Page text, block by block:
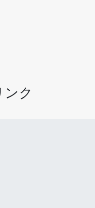
ク